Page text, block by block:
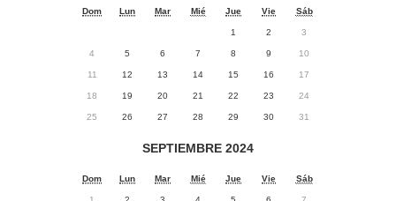
Dom Lun Mar Mié Jue Vie Sáb
1 2 3
4 5 6 7 8 9 10
11 12 13 14 15 16 17
18 19 20 21 22 23 24
25 26 27 28 29 30 31
SEPTIEMBRE 2024
Dom Lun Mar Mié Jue Vie Sáb